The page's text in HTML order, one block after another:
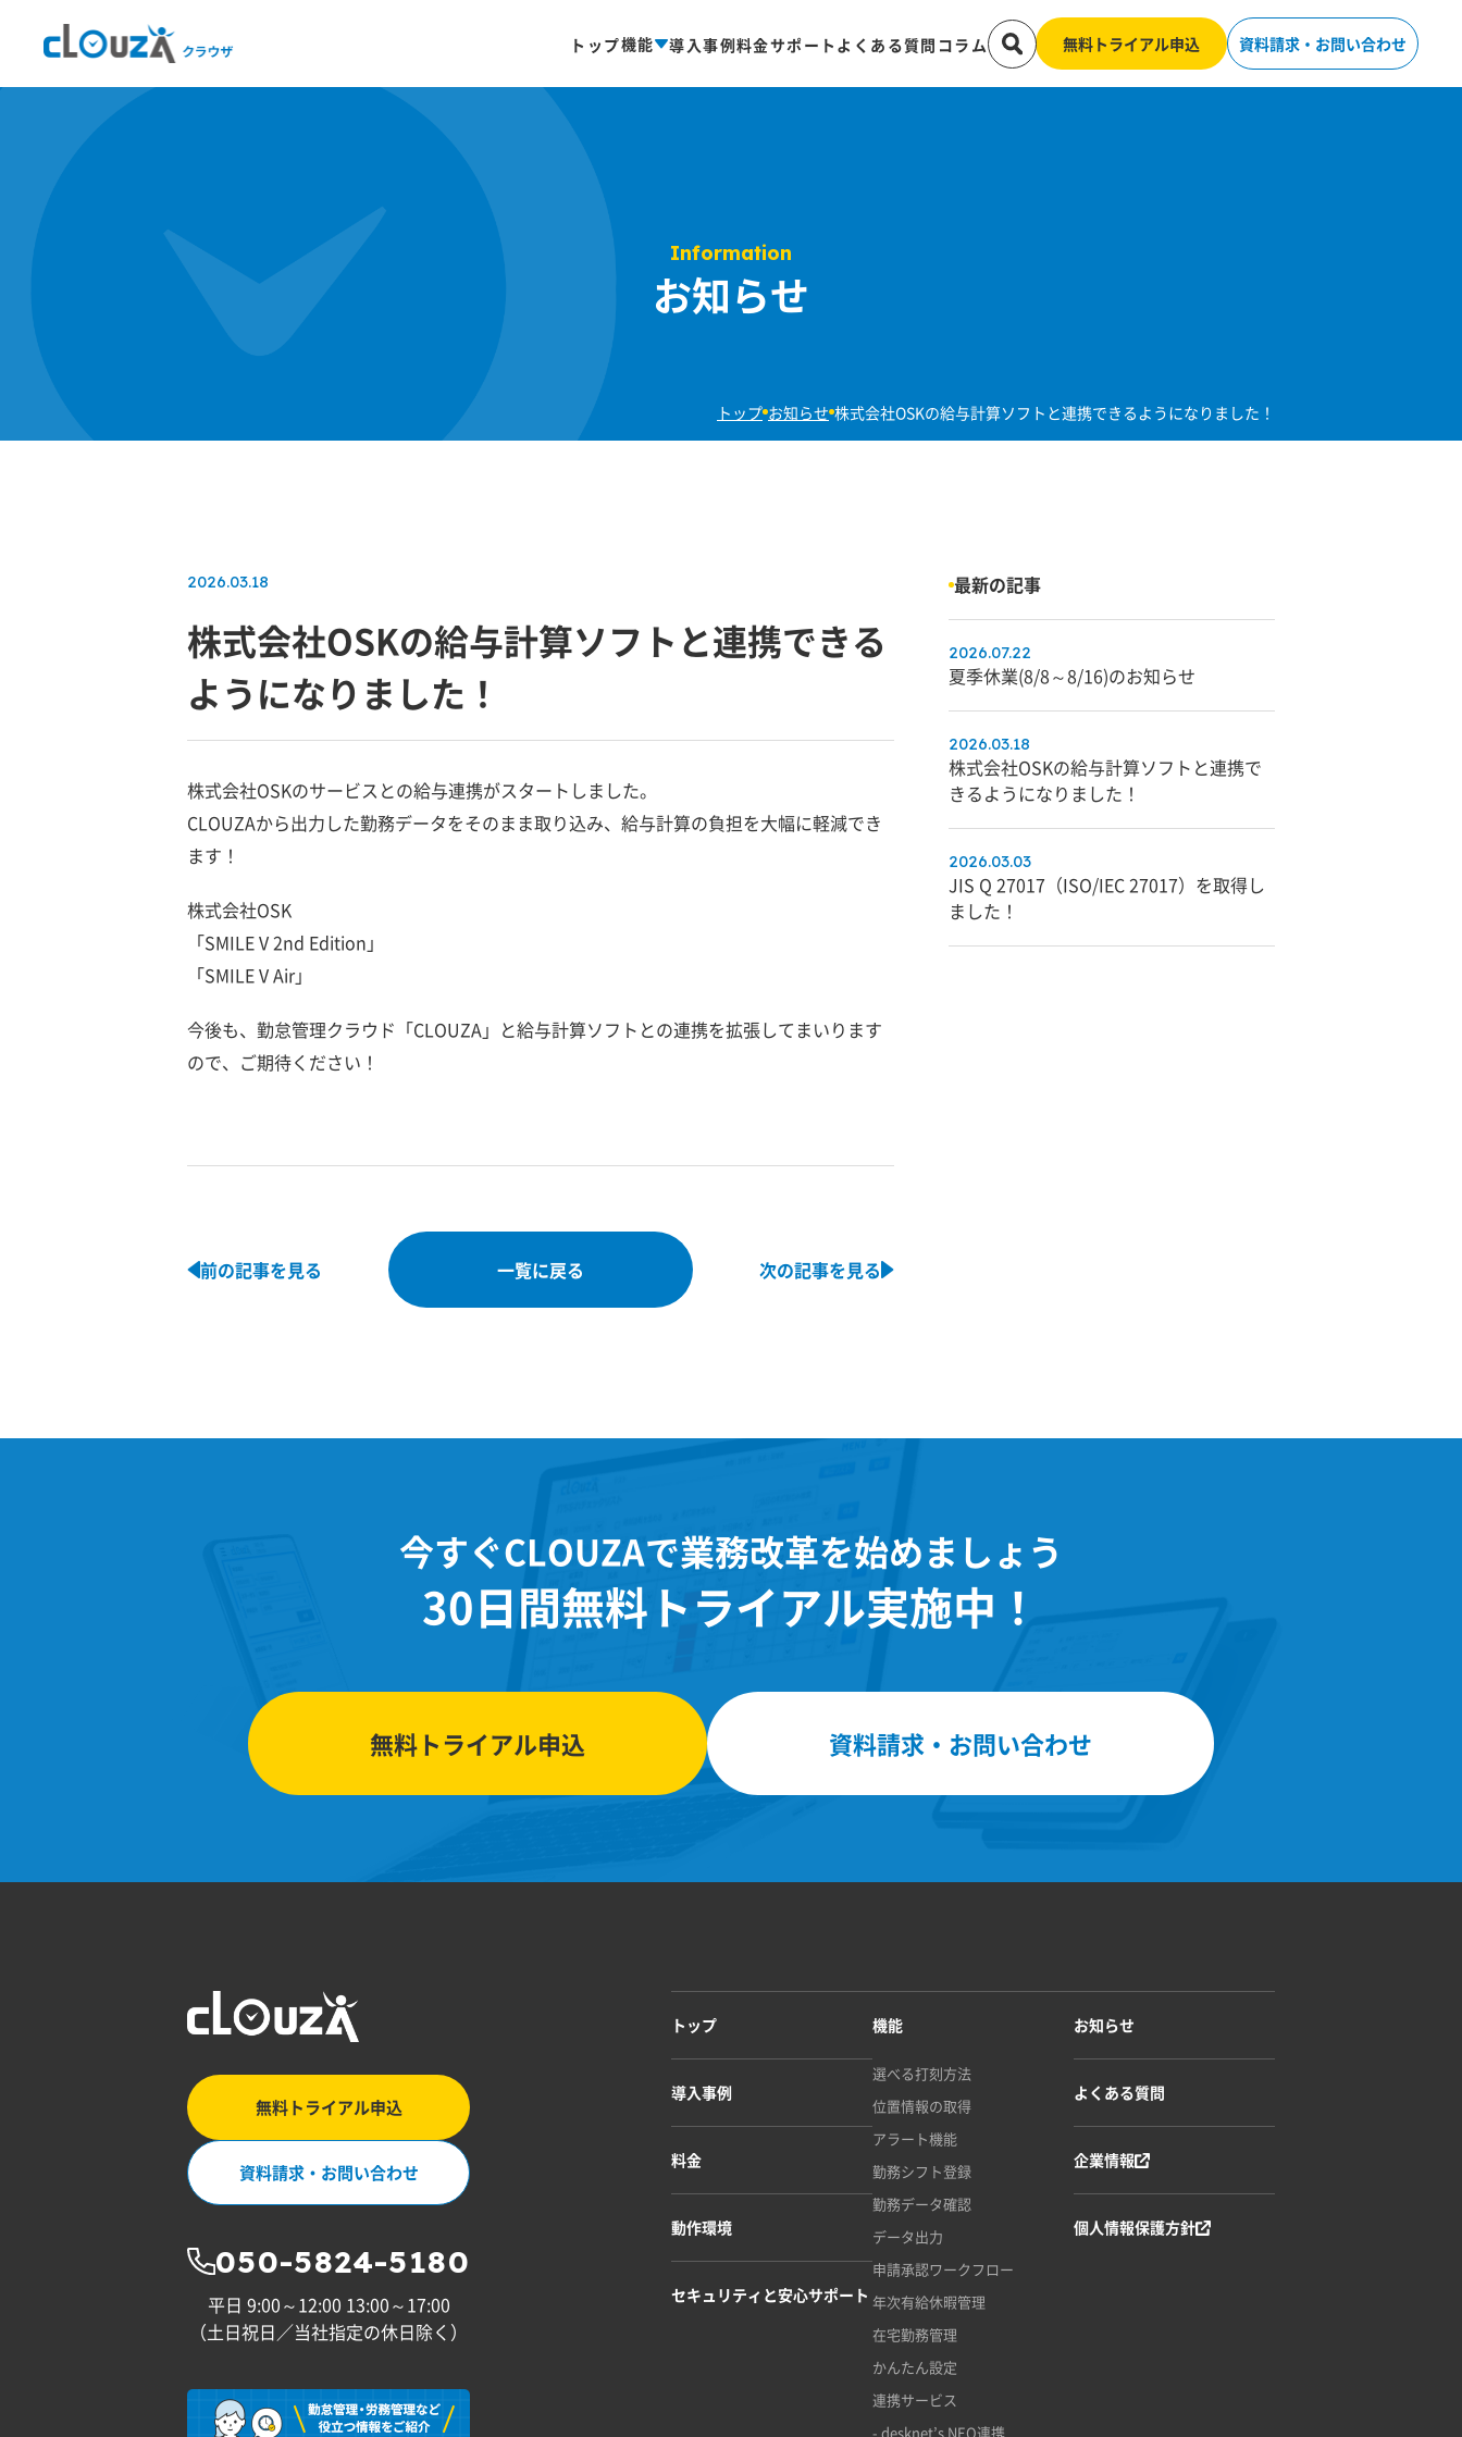
トップ機能 導入事例料金サポート よくある質問 コラム 無料トライアル申込 資料請求・お問い合わせ
Information
お知らせ
トップ お知らせ 株式会社OSKの給与計算ソフトと連携できるようになりました！
2026.03.18
株式会社OSKの給与計算ソフトと連携できる
ようになりました！
株式会社OSKのサービスとの給与連携がスタートしました。
CLOUZAから出力した勤務データをそのまま取り込み、給与計算の負担を大幅に軽減でき
ます！
株式会社OSK
「SMILE V 2nd Edition」
「SMILE V Air」
今後も、勤怠管理クラウド「CLOUZA」と給与計算ソフトとの連携を拡張してまいります
ので、ご期待ください！
前の記事を見る 一覧に戻る 次の記事を見る
最新の記事
2026.07.22
夏季休業(8/8～8/16)のお知らせ
2026.03.18
株式会社OSKの給与計算ソフトと連携で
きるようになりました！
2026.03.03
JIS Q 27017（ISO/IEC 27017）を取得し
ました！
今すぐCLOUZAで業務改革を始めましょう
30日間無料トライアル実施中！
無料トライアル申込 資料請求・お問い合わせ
無料トライアル申込
資料請求・お問い合わせ
050-5824-5180
平日 9:00～12:00 13:00～17:00
（土日祝日／当社指定の休日除く）
トップ
導入事例
料金
動作環境
セキュリティと安心サポート
機能
選べる打刻方法
位置情報の取得
アラート機能
勤務シフト登録
勤務データ確認
データ出力
申請承認ワークフロー
年次有給休暇管理
在宅勤務管理
かんたん設定
連携サービス
- desknet’s NEO連携
お知らせ
よくある質問
企業情報
個人情報保護方針